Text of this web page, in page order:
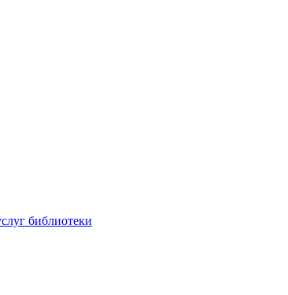
библиотеки